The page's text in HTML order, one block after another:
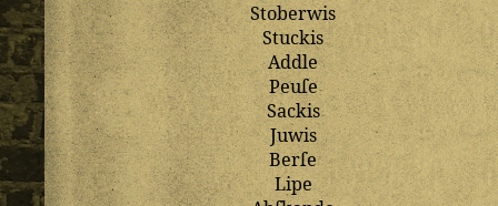
Stoberwis
Stuckis
Addle
Peuſe
Sackis
Juwis
Berſe
Lipe